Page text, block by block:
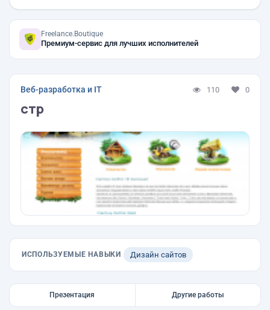
Freelance.Boutique
Премиум-сервис для лучших исполнителей
Веб-разработка и IT 110 0
стр
ИСПОЛЬЗУЕМЫЕ НАВЫКИ Дизайн сайтов
Презентация Другие работы